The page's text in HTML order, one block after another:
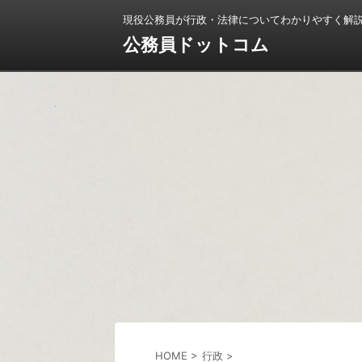
現役公務員が行政・法律についてわかりやすく解
公務員ドットコム
HOME > 行政 >